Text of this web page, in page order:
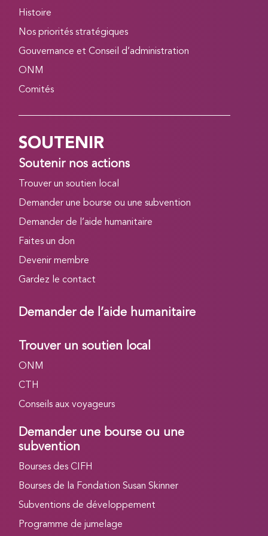
Histoire
Nos priorités stratégiques
Gouvernance et Conseil d’administration
ONM
Comités
SOUTENIR
Soutenir nos actions
Trouver un soutien local
Demander une bourse ou une subvention
Demander de l’aide humanitaire
Faites un don
Devenir membre
Gardez le contact
Demander de l’aide humanitaire
Trouver un soutien local
ONM
CTH
Conseils aux voyageurs
Demander une bourse ou une
subvention
Bourses des CIFH
Bourses de la Fondation Susan Skinner
Subventions de développement
Programme de jumelage